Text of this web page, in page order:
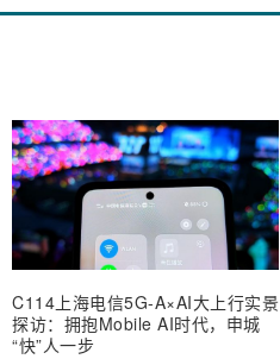
C114上海电信5G-A×AI大上行实景
探访：拥抱Mobile AI时代，申城
“快”人一步